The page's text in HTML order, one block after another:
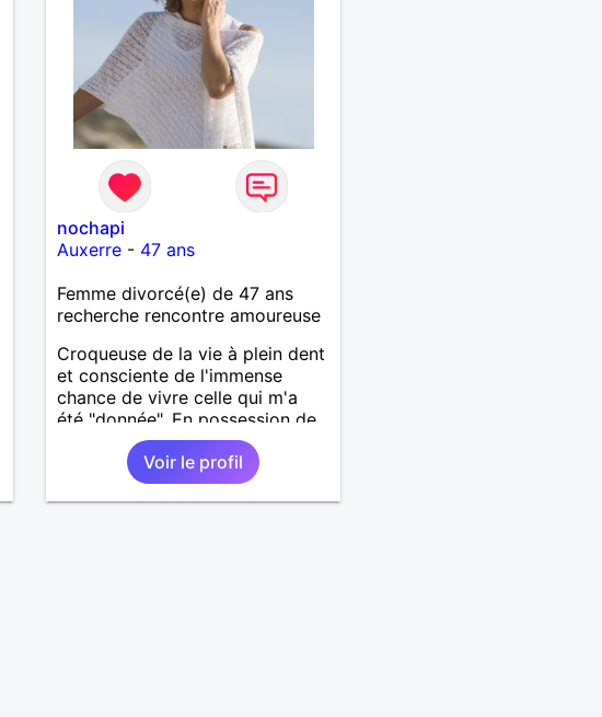
nochapi
Auxerre - 47 ans
Femme divorcé(e) de 47 ans
recherche rencontre amoureuse
Croqueuse de la vie à plein dent
et consciente de l'immense
chance de vivre celle qui m'a
été "donnée". En possession de
toutes ses facultés mentales et
physiques. Célibataire mais pas
solitaire, je mène une vie bien
remplie. Je ne suis pas sur ce
Voir le profil